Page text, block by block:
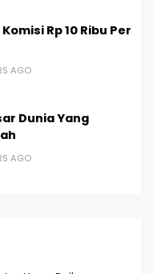
Rp 10 Ribu Per
AGO
Dunia Yang
AGO